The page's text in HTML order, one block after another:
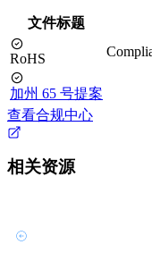
文件标题
RoHS
加州 65 号提案
查看合规中心
相关资源